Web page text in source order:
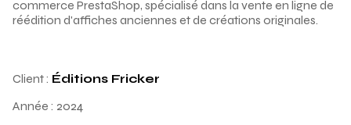
commerce PrestaShop, spécialisé dans la vente en ligne de
réédition d'affiches anciennes et de créations originales.
Client : Éditions Fricker
Année : 2024